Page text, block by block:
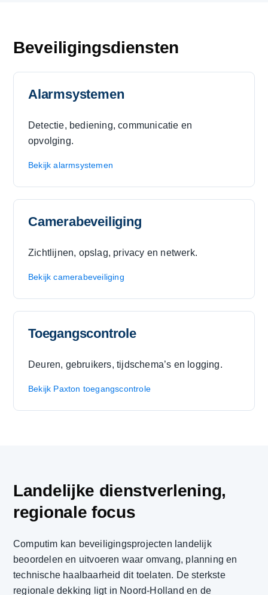
Beveiligingsdiensten
Alarmsystemen
Detectie, bediening, communicatie en
opvolging.
Bekijk alarmsystemen
Camerabeveiliging
Zichtlijnen, opslag, privacy en netwerk.
Bekijk camerabeveiliging
Toegangscontrole
Deuren, gebruikers, tijdschema’s en logging.
Bekijk Paxton toegangscontrole
Landelijke dienstverlening,
regionale focus
Computim kan beveiligingsprojecten landelijk
beoordelen en uitvoeren waar omvang, planning en
technische haalbaarheid dit toelaten. De sterkste
regionale dekking ligt in Noord-Holland en de